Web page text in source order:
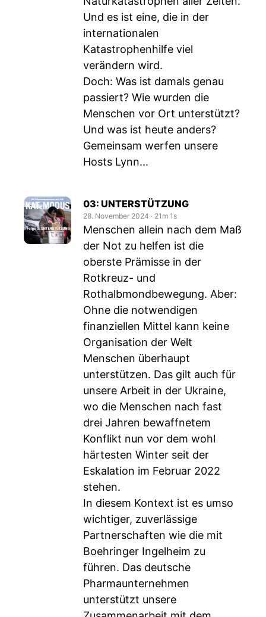
Und es ist eine, die in der
internationalen
Katastrophenhilfe viel
verändern wird.
Doch: Was ist damals genau
passiert? Wie wurden die
Menschen vor Ort unterstützt?
Und was ist heute anders?
Gemeinsam werfen unsere
Hosts Lynn...
03: UNTERSTÜTZUNG
28. November 2024 ‧ 21m 1s
Menschen allein nach dem Maß
der Not zu helfen ist die
oberste Prämisse in der
Rotkreuz- und
Rothalbmondbewegung. Aber:
Ohne die notwendigen
finanziellen Mittel kann keine
Organisation der Welt
Menschen überhaupt
unterstützen. Das gilt auch für
unsere Arbeit in der Ukraine,
wo die Menschen nach fast
drei Jahren bewaffnetem
Konflikt nun vor dem wohl
härtesten Winter seit der
Eskalation im Februar 2022
stehen.
In diesem Kontext ist es umso
wichtiger, zuverlässige
Partnerschaften wie die mit
Boehringer Ingelheim zu
führen. Das deutsche
Pharmaunternehmen
unterstützt unsere